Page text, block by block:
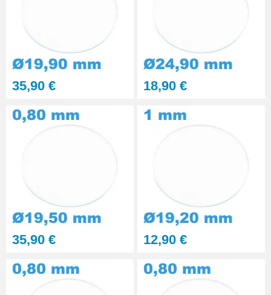
35,90 € 18,90 €
35,90 € 12,90 €